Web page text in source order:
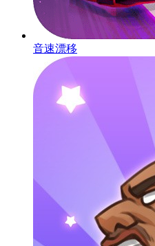
音速漂移